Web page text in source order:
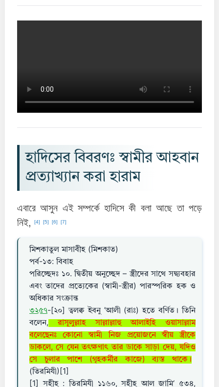
হাদিসের বিবরণঃ স্বামীর আহবান
প্রত্যাখ্যান করা হারাম
এবারে আসুন এই সম্পর্কে হাদিসে কী বলা আছে তা পড়ে
নিই,
[4] [5] [6] [7]
মিশকাতুল মাসাবীহ (মিশকাত)
পর্ব-১৩: বিবাহ
পরিচ্ছেদঃ ১০. দ্বিতীয় অনুচ্ছেদ – স্ত্রীদের সাথে সদ্ব্যবহার
এবং তাদের প্রত্যেকের (স্বামী-স্ত্রীর) পারস্পরিক হক ও
অধিকার সংক্রান্ত
৩২৫৭-[২০] ত্বলক্ব ইবনু ’আলী (রাঃ) হতে বর্ণিত। তিনি
বলেন, রাসূলুল্লাহ সাল্লাল্লাহু আলাইহি ওয়াসাল্লাম
বলেছেনঃ কোনো স্বামী নিজ প্রয়োজনে স্বীয় স্ত্রীকে
ডাকলে, সে যেন তৎক্ষণাৎ তার ডাকে সাড়া দেয়, যদিও
সে চুলার পাশে (গৃহকর্মীর কাজে) ব্যস্ত থাকে।
(তিরমিযী)[1]
[1] সহীহ : তিরমিযী ১১৬০, সহীহ আল জামি‘ ৫৩৪,